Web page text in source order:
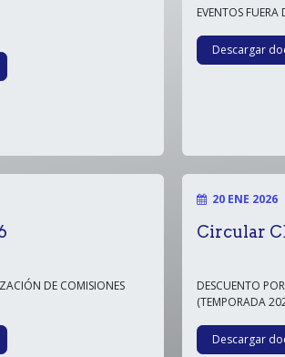
EVENTOS
Descargar
20 ENE 2026
Circular
DESCUENTO
(TEMPORADA
Descargar
DE COMISIONES